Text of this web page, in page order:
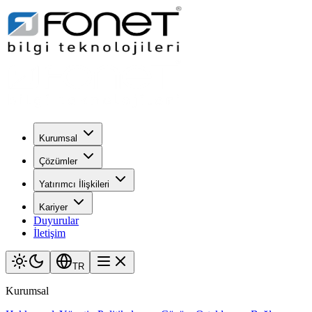
Kurumsal
Çözümler
Yatırımcı İlişkileri
Kariyer
Duyurular
İletişim
TR
Kurumsal